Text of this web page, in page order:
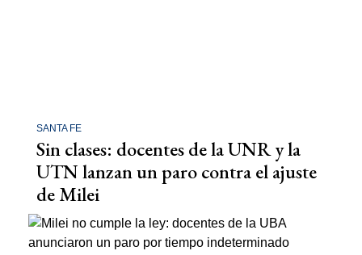
SANTA FE
Sin clases: docentes de la UNR y la
UTN lanzan un paro contra el ajuste
de Milei